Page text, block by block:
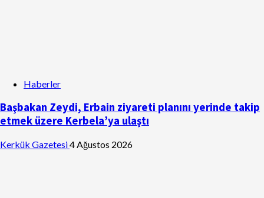
Haberler
Başbakan Zeydi, Erbain ziyareti planını yerinde takip
etmek üzere Kerbela’ya ulaştı
Kerkük Gazetesi4 Ağustos 2026